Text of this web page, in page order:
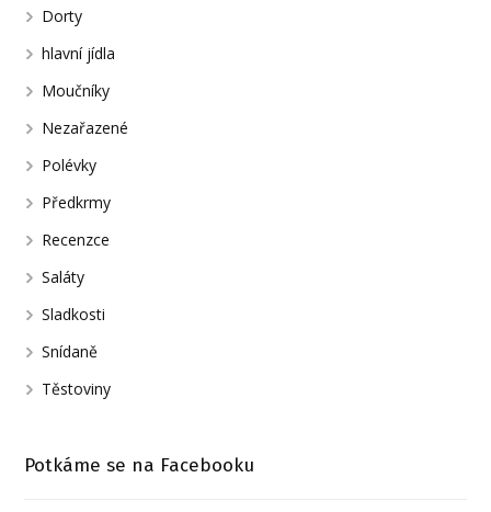
Dorty
hlavní jídla
Moučníky
Nezařazené
Polévky
Předkrmy
Recenzce
Saláty
Sladkosti
Snídaně
Těstoviny
Potkáme se na Facebooku